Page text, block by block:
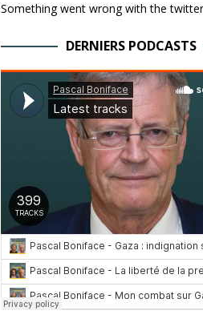
Something went wrong with the
DERNIERS PODCASTS